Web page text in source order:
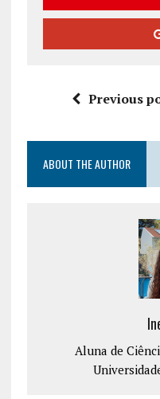
Previous
ABOUT THE AUTHOR
Aluna de